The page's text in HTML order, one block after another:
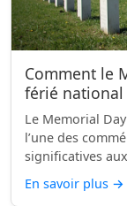
Comment le
férié
Le Memorial
l’une des
significatives
En savoir plus →